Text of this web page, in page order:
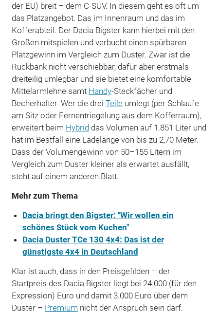
der EU) breit – dem C-SUV. In diesem geht es oft um
das Platzangebot. Das im Innenraum und das im
Kofferabteil. Der Dacia Bigster kann hierbei mit den
Großen mitspielen und verbucht einen spürbaren
Platzgewinn im Vergleich zum Duster. Zwar ist die
Rückbank nicht verschiebbar, dafür aber erstmals
dreiteilig umlegbar und sie bietet eine komfortable
Mittelarmlehne samt Handy-Steckfächer und
Becherhalter. Wer die drei Teileumlegt (per Schlaufe
am Sitz oder Fernentriegelung aus dem Kofferraum),
erweitert beim Hybriddas Volumen auf 1.851 Liter und
hat im Bestfall eine Ladelänge von bis zu 2,70 Meter.
Dass der Volumengewinn von 50–155 Litern im
Vergleich zum Duster kleiner als erwartet ausfällt,
steht auf einem anderen Blatt.
Mehr zum Thema
Dacia bringt den Bigster: "Wir wollen ein
schönes Stück vom Kuchen"
Dacia Duster TCe 130 4x4: Das ist der
günstigste 4x4 in Deutschland
Klar ist auch, dass in den Preisgefilden – der
Startpreis des Dacia Bigster liegt bei 24.000 (für den
Expression) Euro und damit 3.000 Euro über dem
Duster – Premium nicht der Anspruch sein darf.